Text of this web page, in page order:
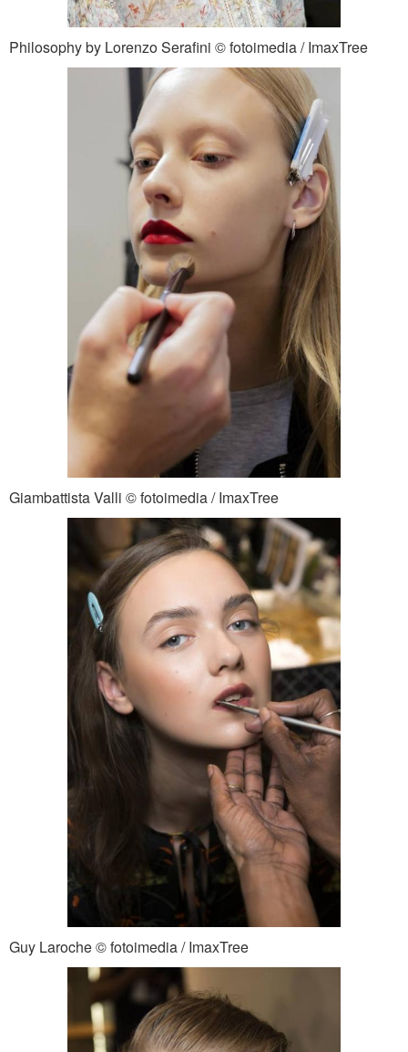
Philosophy by Lorenzo Serafini © fotoimedia / ImaxTree
Giambattista Valli © fotoimedia / ImaxTree
Guy Laroche © fotoimedia / ImaxTree